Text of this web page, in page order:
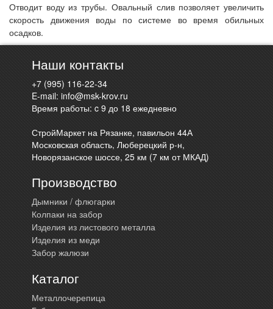
Отводит воду из трубы. Овальный слив позволяет увеличить
скорость движения воды по системе во время обильных
осадков.
Наши контакты
+7 (995) 116-22-34
E-mail:info@msk-krov.ru
Время работы: c 9 до 18 ежедневно
СтройМаркет на Рязанке, павильон 44А
Московская область, Люберецкий р-н,
Новорязанское шоссе, 25 км (7 км от МКАД)
Производство
Дымники / флюгарки
Колпаки на забор
Изделия из листового металла
Изделия из меди
Забор жалюзи
Каталог
Металлочерепица